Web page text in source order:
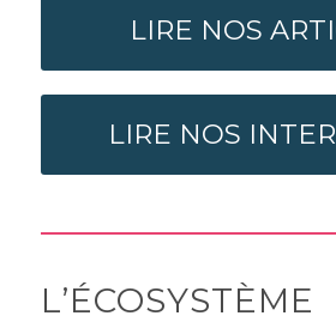
LIRE NOS
LIRE NOS
L’ÉCOSYSTÈME